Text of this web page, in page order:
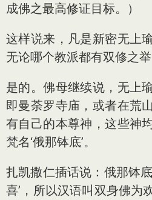
成佛之最高修证目标。）
这样说来，凡是新密无上
无论哪个教派都有双修之举
是的。佛母继续说，无上
即曼荼罗寺庙，或者在荒
有自己的本尊神，这些神
梵名‘俄那钵底’。
扎凯撒仁插话说：俄那钵
喜’，所以汉语叫双身佛为